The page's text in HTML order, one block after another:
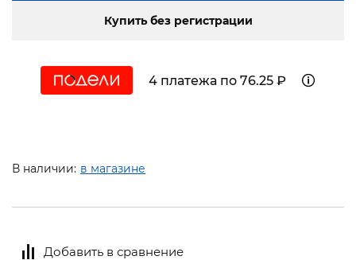
Купить без регистрации
4 платежа по 76.25 ₽
В наличии: в магазине
Добавить в сравнение